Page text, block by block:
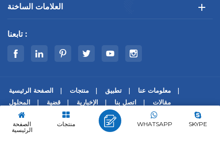
العلامات الساخنة
تابعنا :
الصفحة الرئيسية منتجات تطبيق
معلومات عنا
المحلول
قضية الإخبارية اتصل بنا
مقالات
كل الحقوق محفوظة.
الصفحة
الرئيسية
منتجات SKYPE
WHATSAPP